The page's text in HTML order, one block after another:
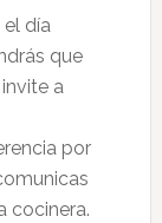
día
que
a
por
cocinera.